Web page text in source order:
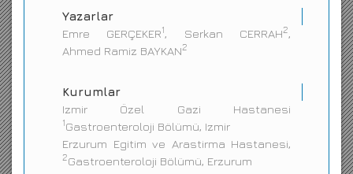
Yazarlar
Emre GERÇEKER1, Serkan CERRAH2,
Ahmed Ramiz BAYKAN2
Kurumlar
Izmir Özel Gazi Hastanesi
1Gastroenteroloji Bölümü, Izmir
Erzurum Egitim ve Arastirma Hastanesi,
2Gastroenteroloji Bölümü, Erzurum